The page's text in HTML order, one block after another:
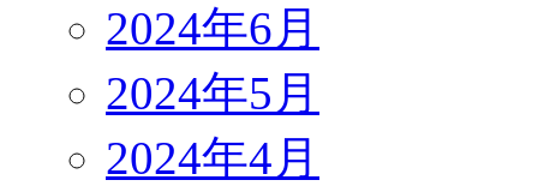
2024年6月
2024年5月
2024年4月